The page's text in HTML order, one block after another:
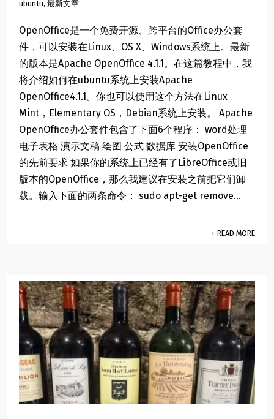
ubuntu,最新文章
OpenOffice是一个免费开源、跨平台的Office办公套
件，可以安装在Linux、OS X、Windows系统上。最新
的版本是Apache OpenOffice 4.1.1。在这篇教程中，我
将介绍如何在ubuntu系统上安装Apache
OpenOffice4.1.1。你也可以使用这个方法在Linux
Mint，Elementary OS，Debian系统上安装。 Apache
OpenOffice办公套件包含了下面6个程序： word处理
电子表格 演示文稿 绘图 公式 数据库 安装OpenOffice
的先前要求 如果你的系统上已经有了LibreOffice或旧
版本的OpenOffice，那么我建议在安装之前把它们卸
载。输入下面的两条命令： sudo apt-get remove...
+ READ MORE